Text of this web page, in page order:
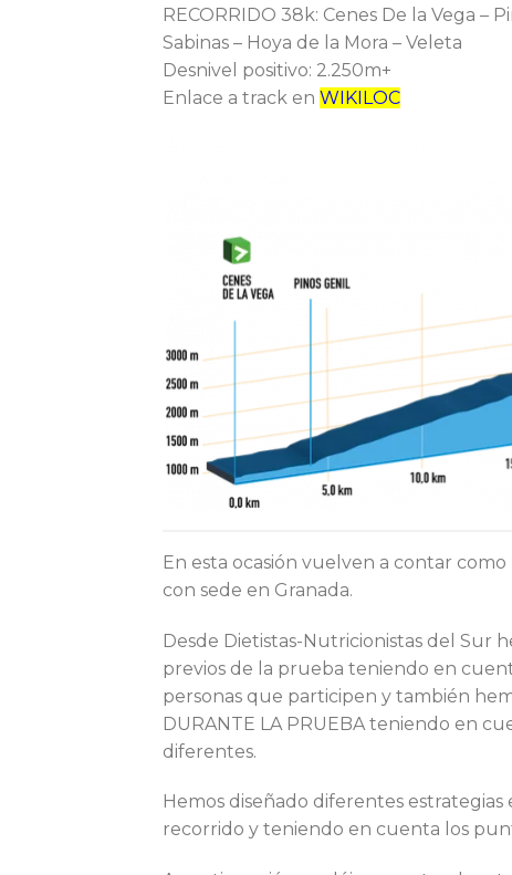
RECORRIDO 38k: Cenes De la Vega –
Sabinas – Hoya de la Mora – Veleta
Desnivel positivo: 2.250m+
Enlace a track en WIKILOC
En esta ocasión vuelven a contar
con sede en Granada.
Desde Dietistas-Nutricionistas del Sur
previos de la prueba teniendo en
personas que participen y también
DURANTE LA PRUEBA teniendo en
diferentes.
Hemos diseñado diferentes
recorrido y teniendo en cuenta los